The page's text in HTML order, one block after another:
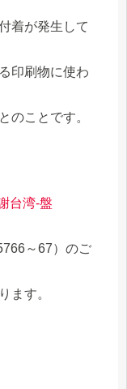
着が発生して
印刷物に使わ
のことです。
台湾-盤
～67）のご
ます。